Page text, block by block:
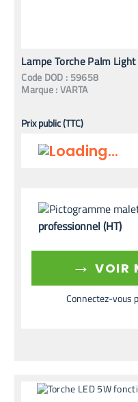
Lampe Torche Palm
Code DOD : 59658
Marque :VARTA
Prix public (TTC)
professionnel (HT)
→ VOIR
Connectez-vous